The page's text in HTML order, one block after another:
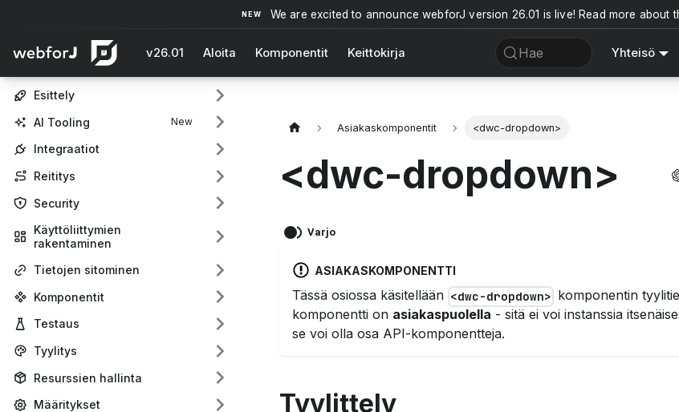
We are excited to announce webforJ version 26.01 is live! Read more about
v26.01 Aloita Komponentit Keittokirja Hae Yhteisö
Esittely
AI Tooling
Integraatiot
Reititys
Security
Käyttöliittymien
rakentaminen
Tietojen sitominen
Komponentit
Testaus
Tyylitys
Resurssien hallinta
Määritykset
Asiakaskomponentit <dwc-dropdown>
<dwc-dropdown>
Varjo
ASIAKASKOMPONENTTI
Tässä osiossa käsitellään <dwc-dropdown> komponentin
komponentti on asiakaspuolella - sitä ei voi instanssia
se voi olla osa API-komponentteja.
Tyylittely